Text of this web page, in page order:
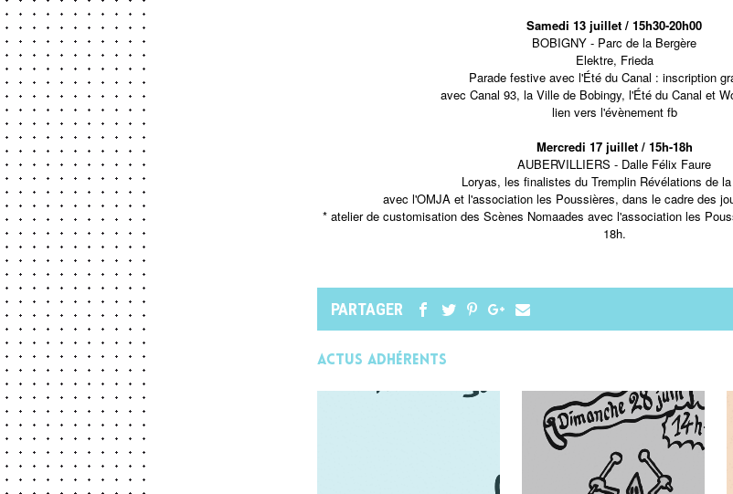
Samedi 13 juillet / 15h30-20h00
BOBIGNY - Parc de la Bergère
Elektre, Frieda
Parade festive avec l'Été du Canal : inscription
avec Canal 93, la Ville de Bobingy, l'Été du Canal et
lien vers l'évènement fb
Mercredi 17 juillet / 15h-18h
AUBERVILLIERS - Dalle Félix Faure
Loryas, les finalistes du Tremplin Révélations de
avec l'OMJA et l'association les Poussières, dans le cadre des
* atelier de customisation des Scènes Nomaades avec l'association les
18h.
PARTAGER
Actus adhérents